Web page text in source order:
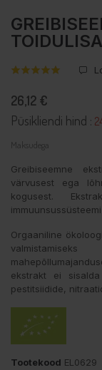
26,12 €
Püsikliendi hind :
Maksudega
Greibiseemne
värvusest ega
kogusest.
Orgaaniline
ekstrakt ei sisalda
pestitsiidide,
Tootekood EL0629